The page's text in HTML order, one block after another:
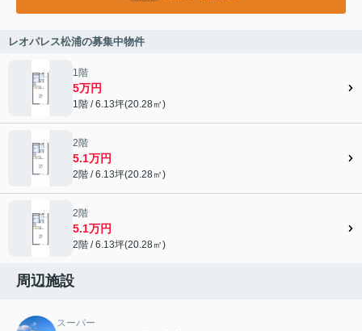
レオパレス松浦の募集中物件
1階
5万円
1階 / 6.13坪(20.28㎡)
2階
5.1万円
2階 / 6.13坪(20.28㎡)
2階
5.1万円
2階 / 6.13坪(20.28㎡)
周辺施設
スーパー